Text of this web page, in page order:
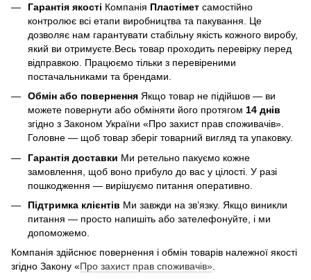
Гарантія якості Компанія Пластімет самостійно
контролює всі етапи виробництва та пакування. Це
дозволяє нам гарантувати стабільну якість кожного виробу,
який ви отримуєте.Весь товар проходить перевірку перед
відправкою. Працюємо тільки з перевіреними
постачальниками та брендами.
Обмін або повернення Якщо товар не підійшов — ви
можете повернути або обміняти його протягом 14 днів
згідно з Законом України «Про захист прав споживачів».
Головне — щоб товар зберіг товарний вигляд та упаковку.
Гарантія доставки Ми ретельно пакуємо кожне
замовлення, щоб воно прибуло до вас у цілості. У разі
пошкодження — вирішуємо питання оперативно.
Підтримка клієнтів Ми завжди на зв’язку. Якщо виникли
питання — просто напишіть або зателефонуйте, і ми
допоможемо.
Компанія здійснює повернення і обмін товарів належної якості
згідно Закону «Про захист прав споживачів».